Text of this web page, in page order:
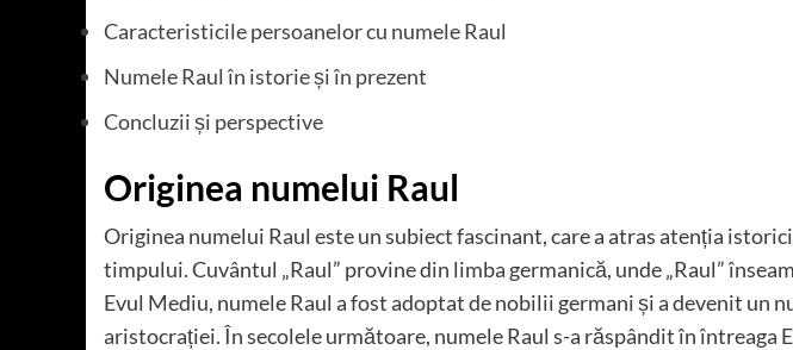
Caracteristicile persoanelor cu numele Raul
Numele Raul în istorie și în prezent
Concluzii și perspective
Originea numelui Raul
Originea numelui Raul este un subiect fascinant, care a atras atenția
timpului. Cuvântul „Raul” provine din limba germanică, unde „Raul”
Evul Mediu, numele Raul a fost adoptat de nobilii germani și a devenit un
aristocrației. În secolele următoare, numele Raul s-a răspândit în întreaga